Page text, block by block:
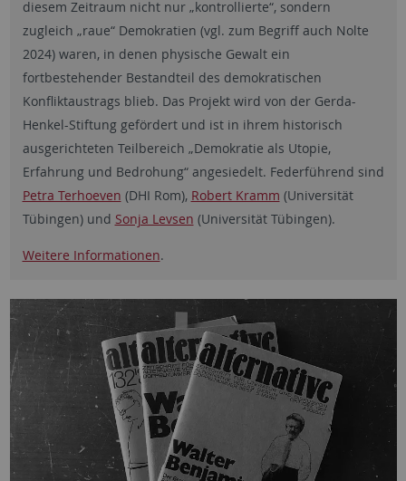
diesem Zeitraum nicht nur „kontrollierte“, sondern
zugleich „raue“ Demokratien (vgl. zum Begriff auch Nolte
2024) waren, in denen physische Gewalt ein
fortbestehender Bestandteil des demokratischen
Konfliktaustrags blieb. Das Projekt wird von der Gerda-
Henkel-Stiftung gefördert und ist in ihrem historisch
ausgerichteten Teilbereich „Demokratie als Utopie,
Erfahrung und Bedrohung“ angesiedelt. Federführend sind
Petra Terhoeven (DHI Rom), Robert Kramm (Universität
Tübingen) und Sonja Levsen (Universität Tübingen).
Weitere Informationen.